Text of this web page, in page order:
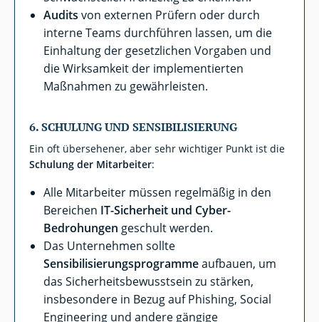
Audits von externen Prüfern oder durch
interne Teams durchführen lassen, um die
Einhaltung der gesetzlichen Vorgaben und
die Wirksamkeit der implementierten
Maßnahmen zu gewährleisten.
6.SCHULUNG UND SENSIBILISIERUNG
Ein oft übersehener, aber sehr wichtiger Punkt ist die
Schulung der Mitarbeiter:
Alle Mitarbeiter müssen regelmäßig in den
Bereichen IT-Sicherheit und Cyber-
Bedrohungen geschult werden.
Das Unternehmen sollte
Sensibilisierungsprogrammeaufbauen, um
das Sicherheitsbewusstsein zu stärken,
insbesondere in Bezug auf Phishing, Social
Engineering und andere gängige